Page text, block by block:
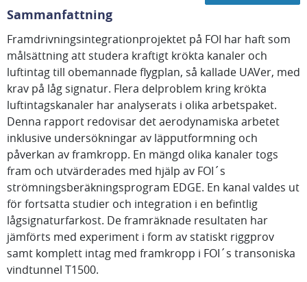
Sammanfattning
Framdrivningsintegrationprojektet på FOI har haft som
målsättning att studera kraftigt krökta kanaler och
luftintag till obemannade flygplan, så kallade UAVer, med
krav på låg signatur. Flera delproblem kring krökta
luftintagskanaler har analyserats i olika arbetspaket.
Denna rapport redovisar det aerodynamiska arbetet
inklusive undersökningar av läpputformning och
påverkan av framkropp. En mängd olika kanaler togs
fram och utvärderades med hjälp av FOI´s
strömningsberäkningsprogram EDGE. En kanal valdes ut
för fortsatta studier och integration i en befintlig
lågsignaturfarkost. De framräknade resultaten har
jämförts med experiment i form av statiskt riggprov
samt komplett intag med framkropp i FOI´s transoniska
vindtunnel T1500.